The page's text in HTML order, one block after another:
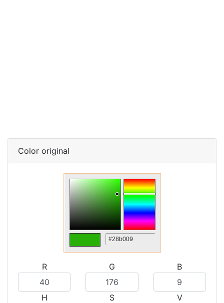
Color original
R G B
H S V